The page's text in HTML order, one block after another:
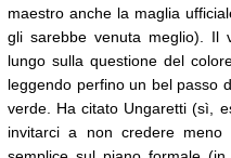
maestro anche la maglia
gli sarebbe venuta meglio). Il
lungo sulla questione del
leggendo perfino un bel passo
verde. Ha citato Ungaretti (sì,
invitarci a non credere meno